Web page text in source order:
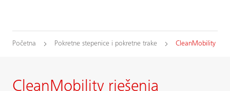
Početna Pokretne stepenice i pokretne trake CleanMobility
CleanMobility rješenja